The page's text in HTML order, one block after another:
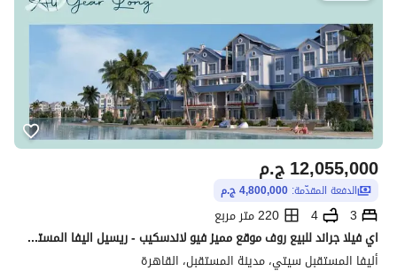
ج.م12,055,000
الدفعة المقدّمة: 4,800,000 ج.م
3
4
220 متر مربع
اي فيلا جراند للبيع روف موقع مميز فيو لاندسكيب - ريسيل اليفا المستقبل سيتي
أليفا المستقبل سيتي، مدينة المستقبل، القاهرة